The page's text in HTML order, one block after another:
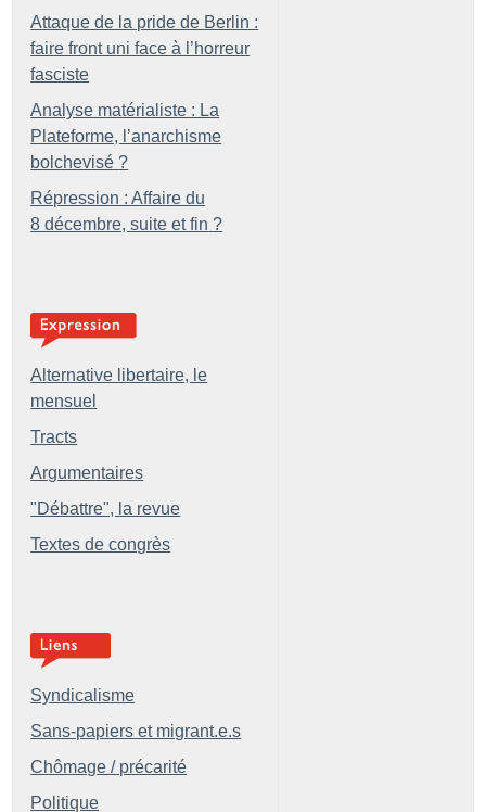
Attaque de la pride de Berlin :
faire front uni face à l’horreur
fasciste
Analyse matérialiste : La
Plateforme, l’anarchisme
bolchevisé ?
Répression : Affaire du
8 décembre, suite et fin ?
Alternative libertaire, le
mensuel
Tracts
Argumentaires
"Débattre", la revue
Textes de congrès
Syndicalisme
Sans-papiers et migrant.e.s
Chômage / précarité
Politique